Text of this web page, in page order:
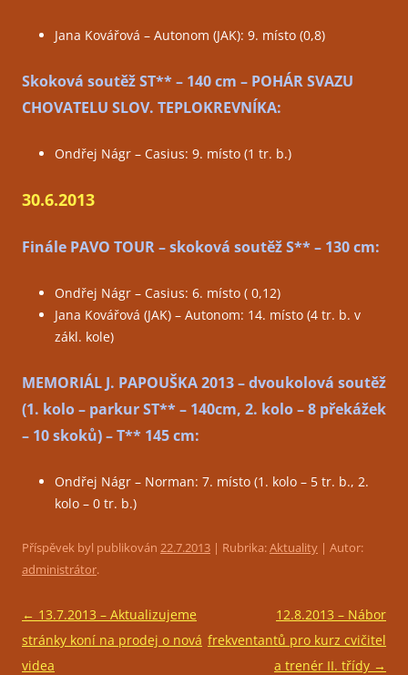
Jana Kovářová – Autonom (JAK): 9. místo (0,8)
Skoková soutěž ST** – 140 cm – POHÁR SVAZU
CHOVATELU SLOV. TEPLOKREVNÍKA:
Ondřej Nágr – Casius: 9. místo (1 tr. b.)
30.6.2013
Finále PAVO TOUR – skoková soutěž S** – 130 cm:
Ondřej Nágr – Casius: 6. místo ( 0,12)
Jana Kovářová (JAK) – Autonom: 14. místo (4 tr. b. v
zákl. kole)
MEMORIÁL J. PAPOUŠKA 2013 – dvoukolová soutěž
(1. kolo – parkur ST** – 140cm, 2. kolo – 8 překážek
– 10 skoků) – T** 145 cm:
Ondřej Nágr – Norman: 7. místo (1. kolo – 5 tr. b., 2.
kolo – 0 tr. b.)
Příspěvek byl publikován 22.7.2013 | Rubrika:Aktuality | Autor:
administrátor.
Navigace
pro
příspěvky
← 13.7.2013 – Aktualizujeme
stránky koní na prodej o nová
videa
12.8.2013 – Nábor
frekventantů pro kurz cvičitel
a trenér II. třídy →